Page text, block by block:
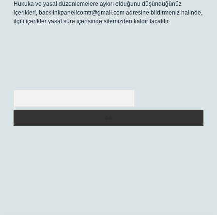
Hukuka ve yasal düzenlemelere aykırı olduğunu düşündüğünüz
içerikleri, backlinkpanelicomtr@gmail.com adresine bildirmeniz halinde,
ilgili içerikler yasal süre içerisinde sitemizden kaldırılacaktır.